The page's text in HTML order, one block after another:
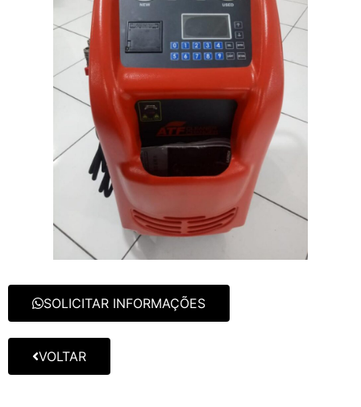
SOLICITAR INFORMAÇÕES
VOLTAR